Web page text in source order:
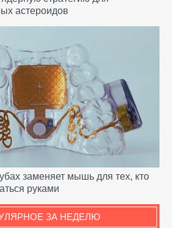
астероидов
заменяет мышь для тех, кто
руками
ЗА НЕДЕЛЮ